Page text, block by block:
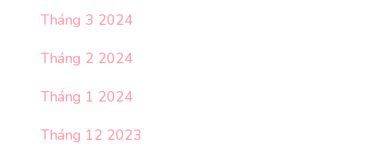
Tháng 3 2024
Tháng 2 2024
Tháng 1 2024
Tháng 12 2023